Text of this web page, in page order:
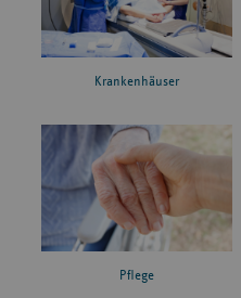
Krankenhäuser
Pflege